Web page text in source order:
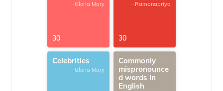
-Gloria Mary
30
-Ramanapriya
30
Celebrities
-Gloria Mary
Commonly
mispronounce
d words in
English